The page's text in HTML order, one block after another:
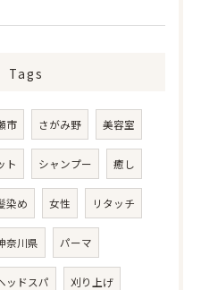
Tags
市 さがみ野 美容室
ト シャンプー 癒し
染め 女性 リタッチ
奈川県 パーマ
ッドスパ 刈り上げ